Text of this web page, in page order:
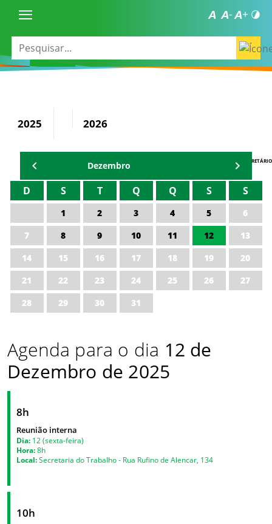
2025 2026
AGENDA DO SECRETÁRIO
Dezembro
D S T Q Q S S
1 2 3 4 5
6
7
8 9 10 11 12
13
14
15 16 17 18 19
20
21
22 23 24 25 26
27
28
29 30 31
Agenda para o dia 12 de
Dezembro de 2025
8h
Reunião interna
Dia: 12 (sexta-feira)
Hora:8h
Local:Secretaria do Trabalho - Rua Rufino de Alencar, 134
10h